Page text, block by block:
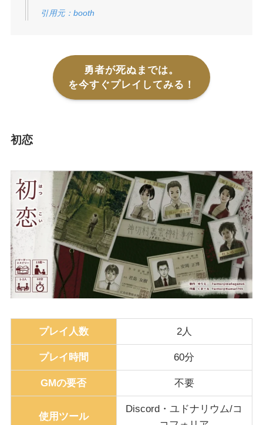
引用元：booth
勇者が死ぬまでは。
を今すぐプレイしてみる！
初恋
プレイ人数 2人
プレイ時間 60分
GMの要否 不要
使用ツール
Discord・ユドナリウム/コ